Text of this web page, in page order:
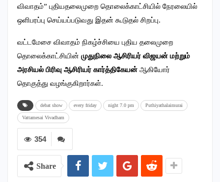
விவாதம்” புதியதலைமுறை தொலைக்காட்சியில் நேரலையில்
ஒளிபரப்பு செய்யப்படுவது இதன் கூடுதல் சிறப்பு.
வட்டமேசை விவாதம் நிகழ்ச்சியை புதிய தலைமுறை
தொலைக்காட்சியின் முதுநிலை ஆசிரியர் விஜயன் மற்றும்
அரசியல் பிரிவு ஆசிரியர் கார்த்திகேயன் ஆகியோர்
தொகுத்து வழங்குகிறார்கள்.
debat show every friday night 7.0 pm Puthiyathalaimurai
Vattamesai Vivadham
354
Share